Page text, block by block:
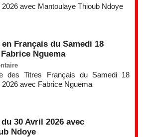
2026 avec Mantoulaye Thioub Ndoye
Français du Samedi 18
Nguema
des Titres Français du Samedi 18
2026 avec Fabrice Nguema
30 Avril 2026 avec
Ndoye